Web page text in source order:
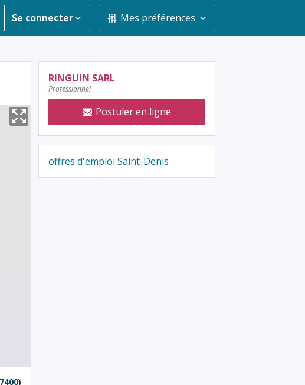
Se connecter Mes préférences
Contacter
l'annonceur
RINGUIN SARL
Professionnel
Postuler en ligne
offres d'emploi Saint-Denis